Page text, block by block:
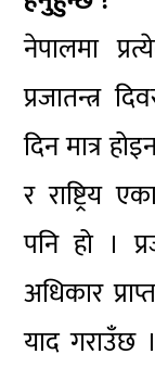
नेपालमा
प्रजातन्त्र
दिन मात्र
र राष्ट्रिय
पनि हो ।
अधिकार
याद गराउँछ